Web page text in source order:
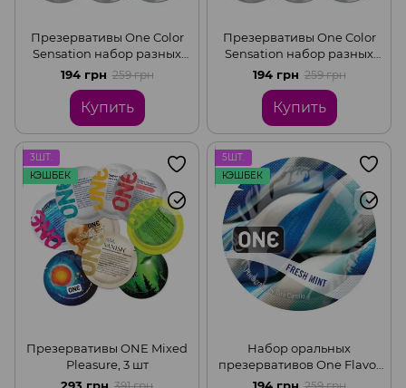
Презервативы One Color
Sensation набор разных
цветов, 5 шт.
194 грн 259 грн
Купить
Презервативы One Color
Sensation набор разных
цветов, 5 шт.
194 грн 259 грн
Купить
3ШТ.
КЭШБЕК
Презервативы ONE Mixed
Pleasure, 3 шт
5ШТ.
КЭШБЕК
Набор оральных
презервативов One Flavor
Waves Fresh Mint со вкусом